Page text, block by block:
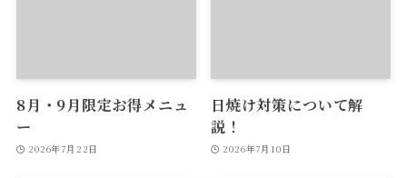
8月・9月限定お得メニュ
ー
2026年7月22日
日焼け対策について解
説！
2026年7月10日